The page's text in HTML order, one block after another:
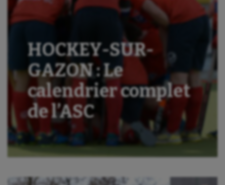
HOCKEY-SUR-
GAZON : Le
calendrier complet
de l’ASC